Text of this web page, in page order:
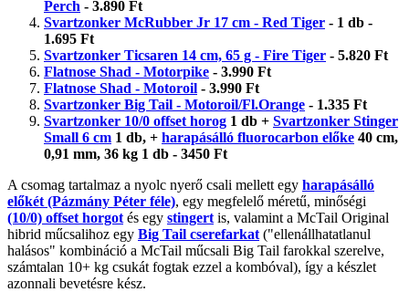
Perch - 3.890 Ft
Svartzonker McRubber Jr 17 cm - Red Tiger - 1 db -
1.695 Ft
Svartzonker Ticsaren 14 cm, 65 g - Fire Tiger - 5.820 Ft
Flatnose Shad - Motorpike - 3.990 Ft
Flatnose Shad - Motoroil - 3.990 Ft
Svartzonker Big Tail - Motoroil/Fl.Orange - 1.335 Ft
Svartzonker 10/0 offset horog 1 db + Svartzonker Stinger
Small 6 cm 1 db, + harapásálló fluorocarbon előke 40 cm,
0,91 mm, 36 kg 1 db - 3450 Ft
A csomag tartalmaz a nyolc nyerő csali mellett egy harapásálló
előkét (Pázmány Péter féle), egy megfelelő méretű, minőségi
(10/0) offset horgot és egy stingert is, valamint a McTail Original
hibrid műcsalihoz egy Big Tail cserefarkat ("ellenállhatatlanul
halásos" kombináció a McTail műcsali Big Tail farokkal szerelve,
számtalan 10+ kg csukát fogtak ezzel a kombóval), így a készlet
azonnali bevetésre kész.